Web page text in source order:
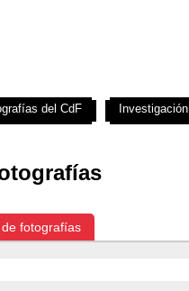
fotografías
del CdF Investigación